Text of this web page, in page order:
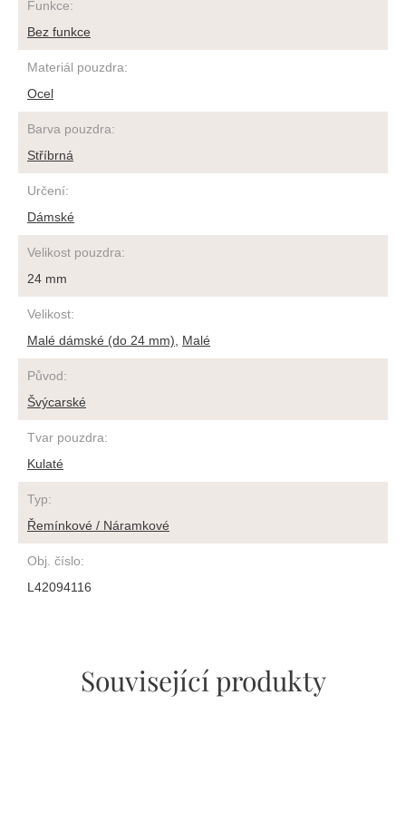
Související produkty
Funkce:
Bez funkce
Materiál pouzdra:
Ocel
Barva pouzdra:
Stříbrná
Určení:
Dámské
Velikost pouzdra:
24 mm
Velikost:
Malé dámské (do 24 mm)
Malé
Původ:
Švýcarské
Tvar pouzdra:
Kulaté
Typ:
Řemínkové / Náramkové
Obj. číslo:
L42094116